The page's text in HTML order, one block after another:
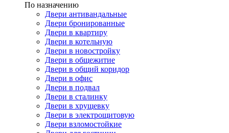
По назначению
Двери антивандальные
Двери бронированные
Двери в квартиру
Двери в котельную
Двери в новостройку
Двери в общежитие
Двери в общий коридор
Двери в офис
Двери в подвал
Двери в сталинку
Двери в хрущевку
Двери в электрощитовую
Двери взломостойкие